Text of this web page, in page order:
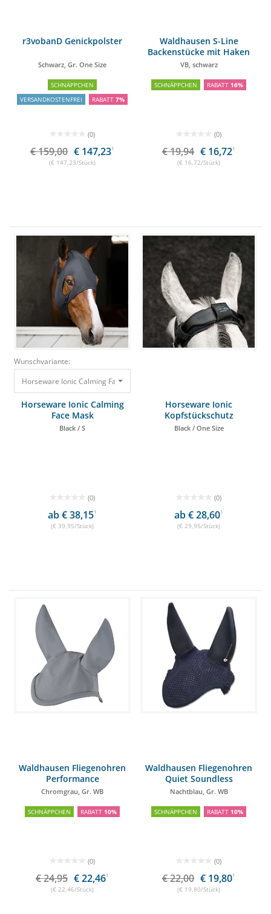
r3vobanD Genickpolster
Schwarz, Gr. One Size
SCHNÄPPCHEN
VERSANDKOSTENFREI
RABATT 7%
(0)
€ 159,00 € 147,231
(€ 147,23/Stück)
Waldhausen S-Line
Backenstücke mit Haken
Paar
VB, schwarz
SCHNÄPPCHEN RABATT 16%
(0)
€ 19,94 € 16,721
(€ 16,72/Stück)
Wunschvariante:
Horseware Ionic Calming Face Mask Black / S 39,95 €
Horseware Ionic Calming
Face Mask
Black / S
(0)
ab € 38,151
(€ 39,95/Stück)
Horseware Ionic
Kopfstückschutz
Black / One Size
(0)
ab € 28,601
(€ 29,95/Stück)
Waldhausen Fliegenohren
Performance
Chromgrau, Gr. WB
SCHNÄPPCHEN RABATT 10%
(0)
€ 24,95 € 22,461
(€ 22,46/Stück)
Waldhausen Fliegenohren
Quiet Soundless
Nachtblau, Gr. WB
SCHNÄPPCHEN RABATT 10%
(0)
€ 22,00 € 19,801
(€ 19,80/Stück)